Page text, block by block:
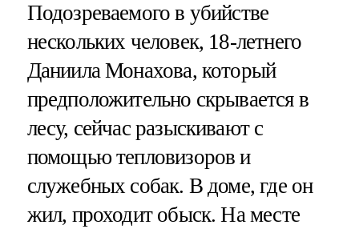
Подозреваемого в убийстве
нескольких человек, 18-летнего
Даниила Монахова, который
предположительно скрывается в
лесу, сейчас разыскивают с
помощью тепловизоров и
служебных собак. В доме, где он
жил, проходит обыск. На месте